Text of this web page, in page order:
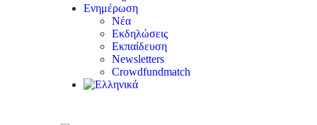
Ενημέρωση
Νέα
Εκδηλώσεις
Εκπαίδευση
Newsletters
Crowdfundmatch